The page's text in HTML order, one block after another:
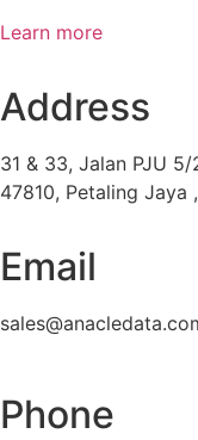
Learn more
Address
31 & 33, Jalan PJU
47810, Petaling Jaya
Email
Phone